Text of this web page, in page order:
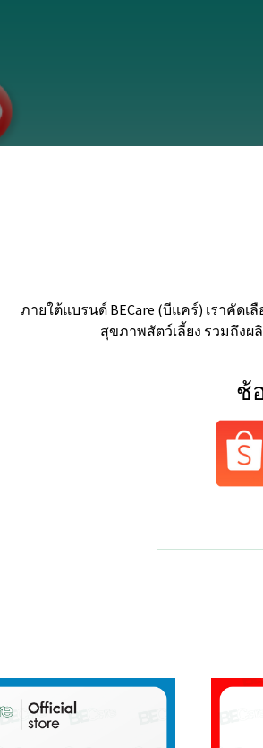
ภายใต้แบรนด์ BECare (บีแคร์) เราคั
สุขภาพสัตว์เลี้ยง รวมถึง
ช้